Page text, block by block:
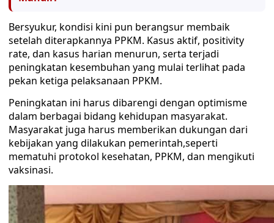
Bersyukur, kondisi kini pun berangsur membaik
setelah diterapkannya PPKM. Kasus aktif, positivity
rate, dan kasus harian menurun, serta terjadi
peningkatan kesembuhan yang mulai terlihat pada
pekan ketiga pelaksanaan PPKM.
Peningkatan ini harus dibarengi dengan optimisme
dalam berbagai bidang kehidupan masyarakat.
Masyarakat juga harus memberikan dukungan dari
kebijakan yang dilakukan pemerintah,seperti
mematuhi protokol kesehatan, PPKM, dan mengikuti
vaksinasi.